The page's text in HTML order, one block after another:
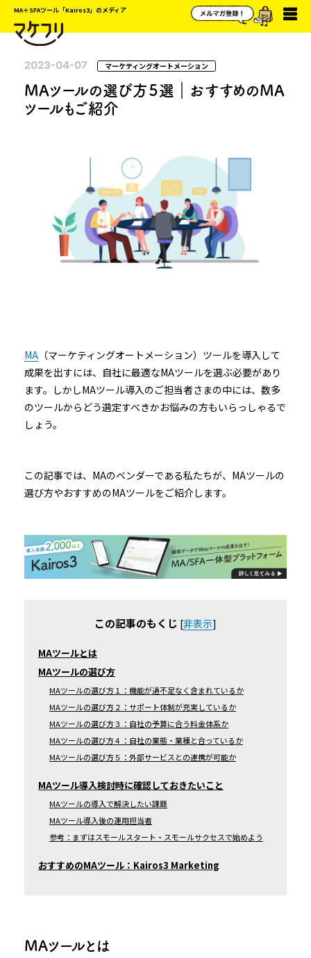
MA＋SFAツール「Kairos3」のメディア
2023-04-07 マーケティングオートメーション
MAツールの選び方５選｜おすすめのMA
ツールもご紹介
MA （マーケティングオートメーション）ツールを導入して
成果を出すには、自社に最適なMAツールを選ぶ必要があり
ます。しかしMAツール導入のご担当者さまの中には、数多
のツールからどう選定すべきかお悩みの方もいらっしゃるで
しょう。
この記事では、MAのベンダーである私たちが、MAツールの
選び方やおすすめのMAツールをご紹介します。
この記事のもくじ [非表示]
MAツールとは
MAツールの選び方
MAツールの選び方１：機能が過不足なく含まれているか
MAツールの選び方２：サポート体制が充実しているか
MAツールの選び方３：自社の予算に合う料金体系か
MAツールの選び方４：自社の業態・業種と合っているか
MAツールの選び方５：外部サービスとの連携が可能か
MAツール導入検討時に確認しておきたいこと
MAツールの導入で解決したい課題
MAツール導入後の運用担当者
参考：まずはスモールスタート・スモールサクセスで始めよう
おすすめのMAツール：Kairos3 Marketing
MAツールとは